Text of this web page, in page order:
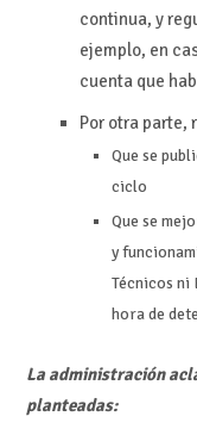
continua, y
ejemplo, en
cuenta que
Por otra parte,
Que se
ciclo
Que se
y
Técnicos ni
hora de
La administración
planteadas: